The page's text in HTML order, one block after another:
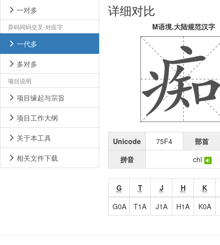
一对多
异码同码交叉-对应字
一代多
多对多
项目说明
项目缘起与宗旨
项目工作大纲
关于本工具
相关文件下载
详细对比
M语境.大陆规范汉字
Unicode 75F4
部首
拼音
chī
G T J H
K
G0A
T1A J1A H1A K0A